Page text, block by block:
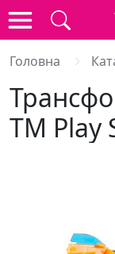
Головна
TM Play